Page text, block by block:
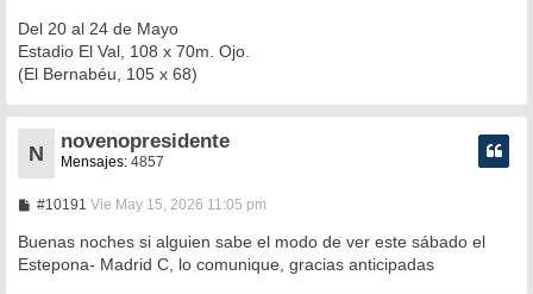
Del 20 al 24 de Mayo
Estadio El Val, 108 x 70m. Ojo.
(El Bernabéu, 105 x 68)
N
novenopresidente
Mensajes: 4857
#10191 M
n
a
Vie May 15, 2026 11:05 pm
Buenas noches si alguien sabe el modo de ver este sábado el
Estepona- Madrid C, lo comunique, gracias anticipadas